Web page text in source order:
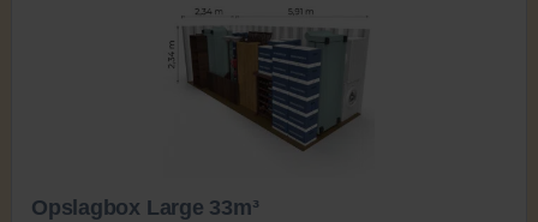
Opslagbox Large 33m³